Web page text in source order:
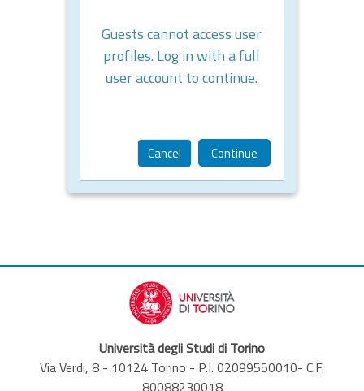
Guests cannot access user
profiles. Log in with a full
user account to continue.
Cancel Continue
Università degli Studi di Torino
Via Verdi, 8 - 10124 Torino - P.I. 02099550010- C.F.
80088230018